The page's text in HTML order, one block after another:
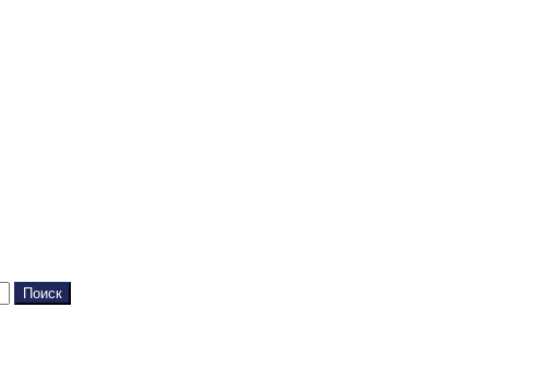
Поиск